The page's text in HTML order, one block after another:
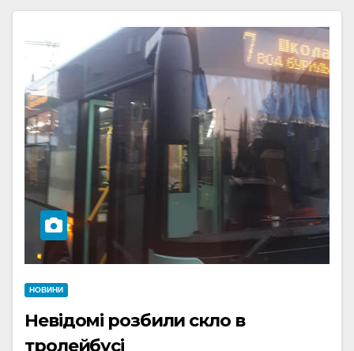
НОВИНИ
Невідомі розбили скло в
тролейбусі